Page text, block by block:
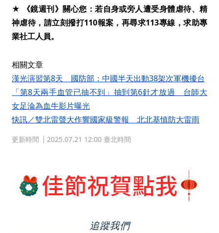
★ 《鏡週刊》關心您：若自身或旁人遭受身體虐待、精
神虐待，請立刻撥打110報案，再尋求113專線，求助專
業社工人員。
相關文章
漢光演習第8天 國防部：中國半天出動38架次軍機擾台
「第8天兩手血管已抽不到」抽到第6針才放過 台師大
女足淪為血牛影片曝光
快訊／雙北雷聲大作響國家級警報 北北基慎防大雷雨
更新時間 2025.07.21 12:00 臺北時間
追蹤我們